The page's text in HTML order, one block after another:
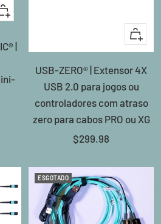
|
ao
USB-ZERO® | Extensor 4X
USB 2.0 para jogos ou
controladores com atraso
zero para cabos PRO ou XG
Preço
$299.98
ESGOTADO